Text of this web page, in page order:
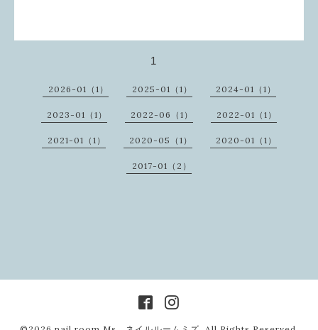
1
2026-01（1） 2025-01（1） 2024-01（1）
2023-01（1） 2022-06（1） 2022-01（1）
2021-01（1） 2020-05（1） 2020-01（1）
2017-01（2）